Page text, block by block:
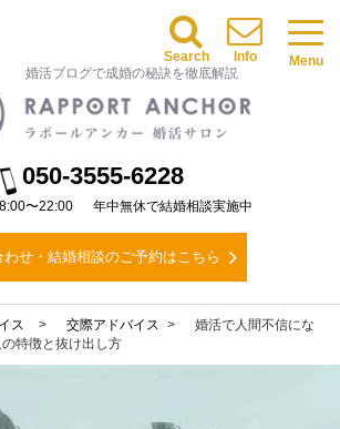
婚活ブログで成婚の秘訣を徹底解説
050-3555-6228
〜22:00 年中無休で結婚相談実施中
わせ・結婚相談のご予約はこちら
Menu
Info
Search
ス 交際アドバイス
婚活で人間不信にな
特徴と抜け出し方